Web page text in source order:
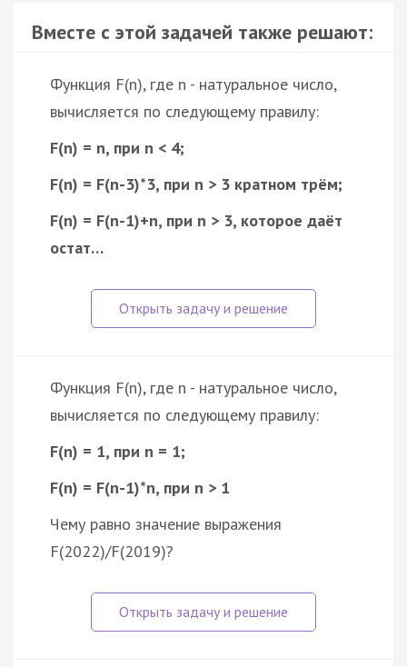
Вместе с этой задачей также решают:
Функция F(n), где n - натуральное число,
вычисляется по следующему правилу:
F(n) = n, при n < 4;
F(n) = F(n-3)*3, при n > 3 кратном трём;
F(n) = F(n-1)+n, при n > 3, которое даёт
остат…
Функция F(n), где n - натуральное число,
вычисляется по следующему правилу:
F(n) = 1, при n = 1;
F(n) = F(n-1)*n, при n > 1
Чему равно значение выражения
F(2022)/F(2019)?